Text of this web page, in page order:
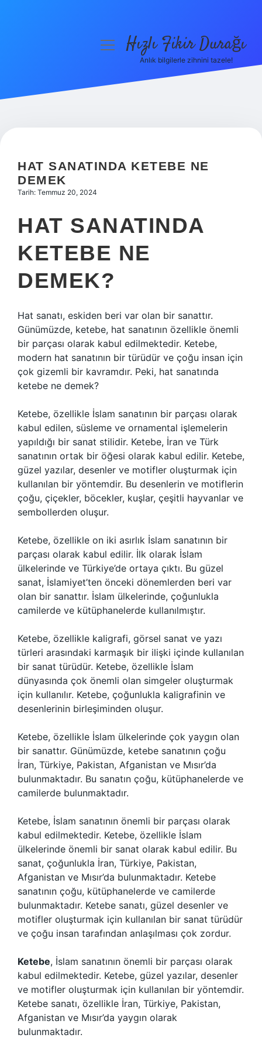
Hakkımızda
menüyüHızlı Fikir Durağı
Anlık bilgilerle zihnini tazele!
HAT SANATINDA KETEBE NE
DEMEK
Tarih: Temmuz 20, 2024
HAT SANATINDA
KETEBE NE
DEMEK?
Hat sanatı, eskiden beri var olan bir sanattır.
Günümüzde, ketebe, hat sanatının özellikle önemli
bir parçası olarak kabul edilmektedir. Ketebe,
modern hat sanatının bir türüdür ve çoğu insan için
çok gizemli bir kavramdır. Peki, hat sanatında
ketebe ne demek?
Ketebe, özellikle İslam sanatının bir parçası olarak
kabul edilen, süsleme ve ornamental işlemelerin
yapıldığı bir sanat stilidir. Ketebe, İran ve Türk
sanatının ortak bir öğesi olarak kabul edilir. Ketebe,
güzel yazılar, desenler ve motifler oluşturmak için
kullanılan bir yöntemdir. Bu desenlerin ve motiflerin
çoğu, çiçekler, böcekler, kuşlar, çeşitli hayvanlar ve
sembollerden oluşur.
Ketebe, özellikle on iki asırlık İslam sanatının bir
parçası olarak kabul edilir. İlk olarak İslam
ülkelerinde ve Türkiye’de ortaya çıktı. Bu güzel
sanat, İslamiyet’ten önceki dönemlerden beri var
olan bir sanattır. İslam ülkelerinde, çoğunlukla
camilerde ve kütüphanelerde kullanılmıştır.
Ketebe, özellikle kaligrafi, görsel sanat ve yazı
türleri arasındaki karmaşık bir ilişki içinde kullanılan
bir sanat türüdür. Ketebe, özellikle İslam
dünyasında çok önemli olan simgeler oluşturmak
için kullanılır. Ketebe, çoğunlukla kaligrafinin ve
desenlerinin birleşiminden oluşur.
Ketebe, özellikle İslam ülkelerinde çok yaygın olan
bir sanattır. Günümüzde, ketebe sanatının çoğu
İran, Türkiye, Pakistan, Afganistan ve Mısır’da
bulunmaktadır. Bu sanatın çoğu, kütüphanelerde ve
camilerde bulunmaktadır.
Ketebe, İslam sanatının önemli bir parçası olarak
kabul edilmektedir. Ketebe, özellikle İslam
ülkelerinde önemli bir sanat olarak kabul edilir. Bu
sanat, çoğunlukla İran, Türkiye, Pakistan,
Afganistan ve Mısır’da bulunmaktadır. Ketebe
sanatının çoğu, kütüphanelerde ve camilerde
bulunmaktadır. Ketebe sanatı, güzel desenler ve
motifler oluşturmak için kullanılan bir sanat türüdür
ve çoğu insan tarafından anlaşılması çok zordur.
Ketebe, İslam sanatının önemli bir parçası olarak
kabul edilmektedir. Ketebe, güzel yazılar, desenler
ve motifler oluşturmak için kullanılan bir yöntemdir.
Ketebe sanatı, özellikle İran, Türkiye, Pakistan,
Afganistan ve Mısır’da yaygın olarak
bulunmaktadır.